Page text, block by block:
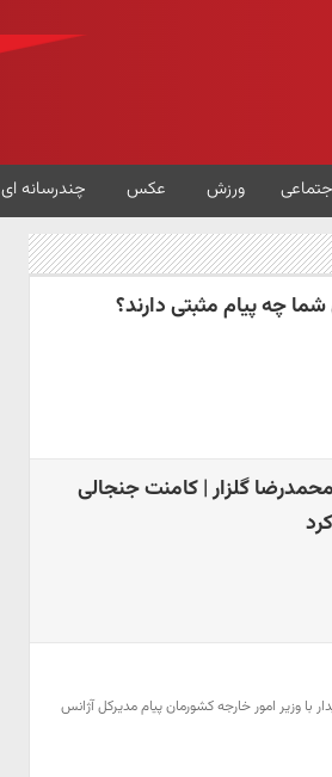
ورزش عکس چندرسانه ای
محمدرضا گلزار | کامنت جنجالی
با وزیر امور خارجه کشورمان پیام مدیرکل آژانس